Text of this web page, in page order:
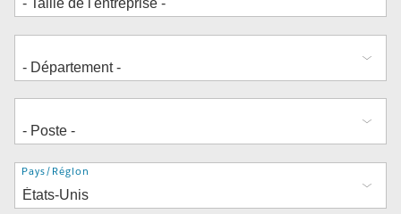
Adresse
Pays/Région